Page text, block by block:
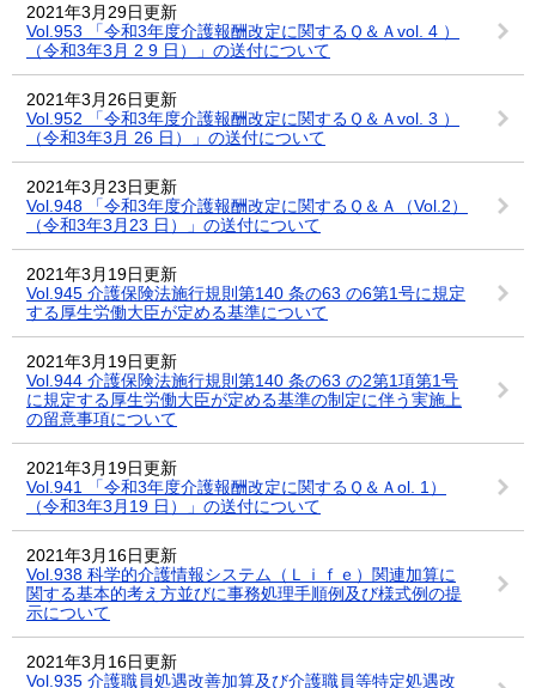
2021年3月29日更新
Vol.953 「令和3年度介護報酬改定に関するＱ＆Ａvol. 4 ）
（令和3年3月 2 9 日）」の送付について
2021年3月26日更新
Vol.952 「令和3年度介護報酬改定に関するＱ＆Ａvol. 3 ）
（令和3年3月 26 日）」の送付について
2021年3月23日更新
Vol.948 「令和3年度介護報酬改定に関するＱ＆Ａ（Vol.2）
（令和3年3月23 日）」の送付について
2021年3月19日更新
Vol.945 介護保険法施行規則第140 条の63 の6第1号に規定
する厚生労働大臣が定める基準について
2021年3月19日更新
Vol.944 介護保険法施行規則第140 条の63 の2第1項第1号
に規定する厚生労働大臣が定める基準の制定に伴う実施上
の留意事項について
2021年3月19日更新
Vol.941 「令和3年度介護報酬改定に関するＱ＆Ａol. 1）
（令和3年3月19 日）」の送付について
2021年3月16日更新
Vol.938 科学的介護情報システム（Ｌｉｆｅ）関連加算に
関する基本的考え方並びに事務処理手順例及び様式例の提
示について
2021年3月16日更新
Vol.935 介護職員処遇改善加算及び介護職員等特定処遇改